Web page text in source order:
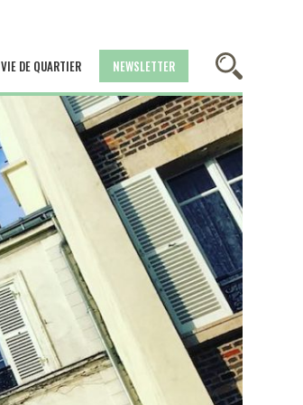
VIE DE QUARTIER NEWSLETTER